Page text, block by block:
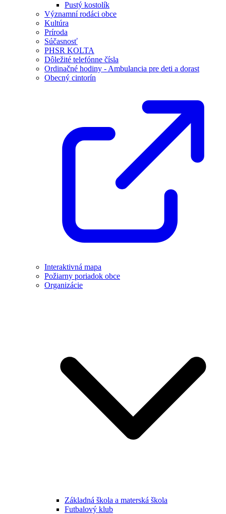
Pustý kostolík
Významní rodáci obce
Kultúra
Príroda
Súčasnosť
PHSR KOLTA
Dôležité telefónne čísla
Ordinačné hodiny - Ambulancia pre deti a dorast
Obecný cintorín
Interaktivná mapa
Požiarny poriadok obce
Organizácie
Základná škola a materská škola
Futbalový klub